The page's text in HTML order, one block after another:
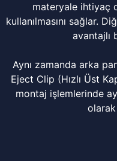
materyale ihtiyaç
kullanılmasını sağlar.
avantajlı
Aynı zamanda arka
Eject Clip (Hızlı Üst
montaj işlemlerinde
olarak